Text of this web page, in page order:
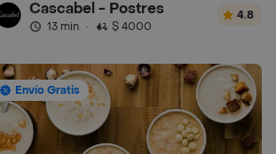
Cascabel - Postres
13 min · $ 4000
4.8
Envío Gratis